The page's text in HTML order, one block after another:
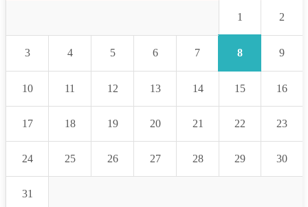
1 2
3 4 5 6 7 8 9
10 11 12 13 14 15 16
17 18 19 20 21 22 23
24 25 26 27 28 29 30
31